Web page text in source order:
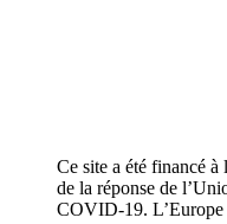
Ce site a été financé
de la réponse de
COVID-19. L’Europe